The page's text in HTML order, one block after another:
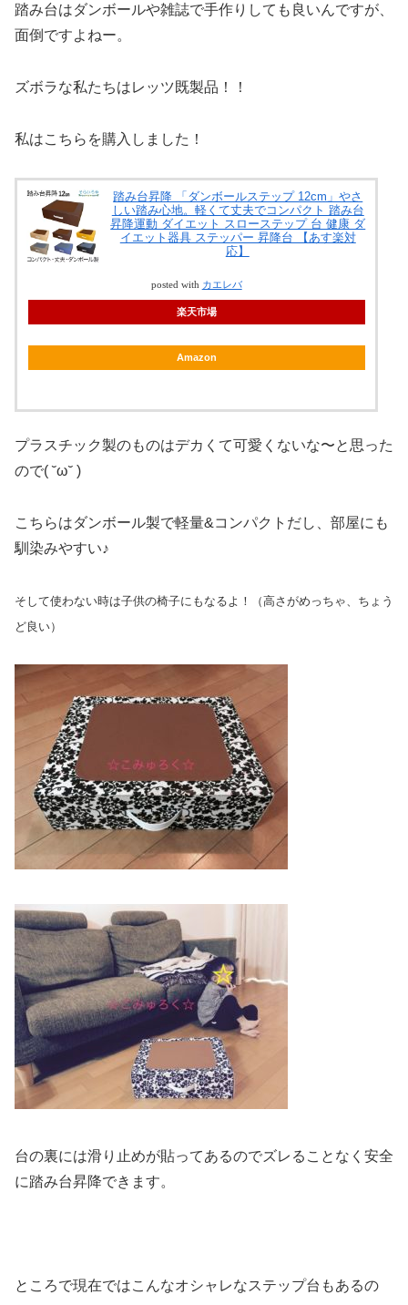
踏み台はダンボールや雑誌で手作りしても良いんですが、
面倒ですよねー。
ズボラな私たちはレッツ既製品！！
私はこちらを購入しました！
踏み台昇降 「ダンボールステップ 12cm」やさ
しい踏み心地。軽くて丈夫でコンパクト 踏み台
昇降運動 ダイエット スローステップ 台 健康 ダ
イエット器具 ステッパー 昇降台 【あす楽対
応】
posted with カエレバ
楽天市場
Amazon
プラスチック製のものはデカくて可愛くないな〜と思った
ので( ˘ω˘ )
こちらはダンボール製で軽量&コンパクトだし、部屋にも
馴染みやすい♪
そして使わない時は子供の椅子にもなるよ！（高さがめっちゃ、ちょう
ど良い）
台の裏には滑り止めが貼ってあるのでズレることなく安全
に踏み台昇降できます。
ところで現在ではこんなオシャレなステップ台もあるの